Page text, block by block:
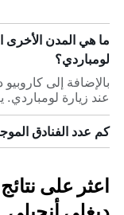
ما هي المدن الأخرى
لومباردي؟
بالإضافة إلى
عند زيارة لومباردي.
كم عدد الفنادق
اعثر على